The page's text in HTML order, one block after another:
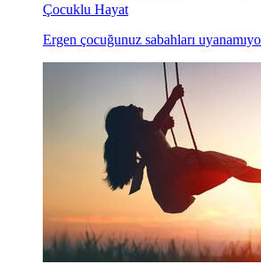
Çocuklu Hayat
Ergen çocuğunuz sabahları